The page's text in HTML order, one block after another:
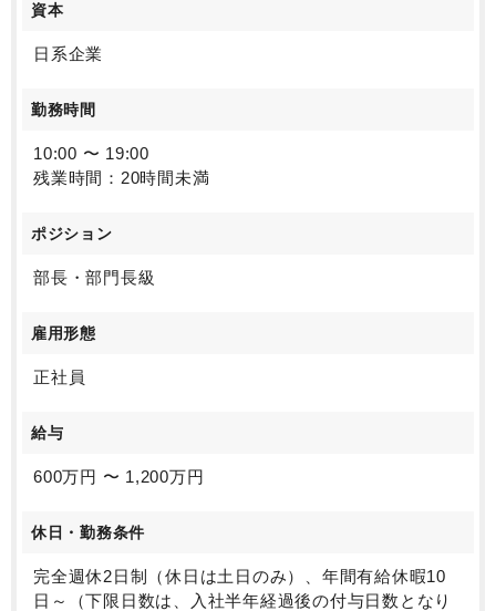
在籍しています。
資本
日系企業
勤務時間
10:00 〜 19:00
残業時間：20時間未満
ポジション
部長・部門長級
雇用形態
正社員
給与
600万円 〜 1,200万円
休日・勤務条件
完全週休2日制（休日は土日のみ）、年間有給休暇10
日～（下限日数は、入社半年経過後の付与日数となり